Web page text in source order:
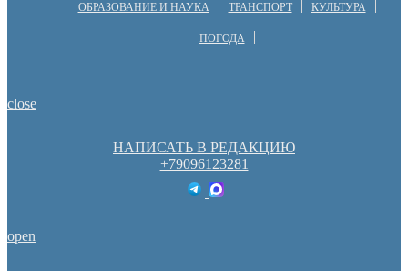
ОБРАЗОВАНИЕ И НАУКА ТРАНСПОРТ КУЛЬТУРА
ПОГОДА
close
НАПИСАТЬ В РЕДАКЦИЮ
+79096123281
open